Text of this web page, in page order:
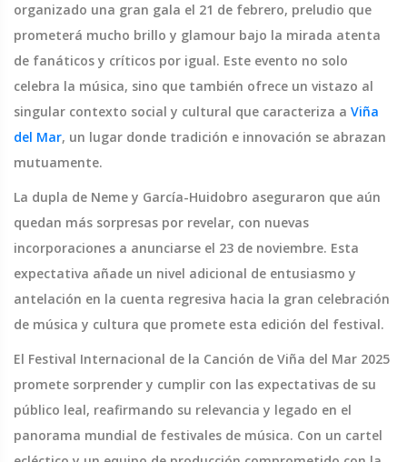
organizado una gran gala el 21 de febrero, preludio que
prometerá mucho brillo y glamour bajo la mirada atenta
de fanáticos y críticos por igual. Este evento no solo
celebra la música, sino que también ofrece un vistazo al
singular contexto social y cultural que caracteriza a Viña
del Mar, un lugar donde tradición e innovación se abrazan
mutuamente.
La dupla de Neme y García-Huidobro aseguraron que aún
quedan más sorpresas por revelar, con nuevas
incorporaciones a anunciarse el 23 de noviembre. Esta
expectativa añade un nivel adicional de entusiasmo y
antelación en la cuenta regresiva hacia la gran celebración
de música y cultura que promete esta edición del festival.
El Festival Internacional de la Canción de Viña del Mar 2025
promete sorprender y cumplir con las expectativas de su
público leal, reafirmando su relevancia y legado en el
panorama mundial de festivales de música. Con un cartel